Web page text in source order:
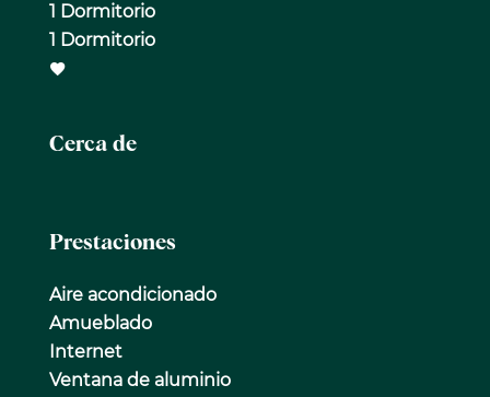
1 Dormitorio
1 Dormitorio
Cerca de
Prestaciones
Aire acondicionado
Amueblado
Internet
Ventana de aluminio